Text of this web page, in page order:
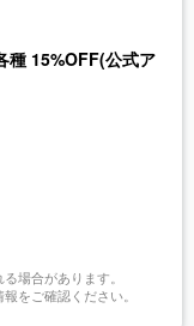
種 15%OFF(公式ア
場合があります。
をご確認ください。